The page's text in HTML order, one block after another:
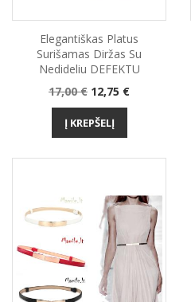
Elegantiškas Platus
Surišamas Diržas Su
Nedideliu DEFEKTU
Bazinė
kaina
17,00 € Kaina
12,75 €
Į KREPŠELĮ